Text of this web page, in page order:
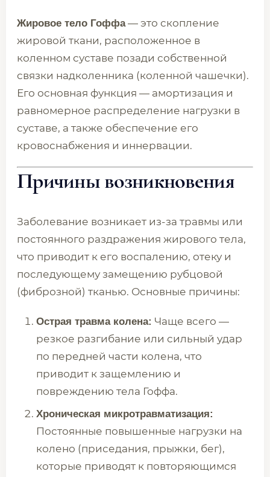
Жировое тело Гоффа— это скопление
жировой ткани, расположенное в
коленном суставе позади собственной
связки надколенника (коленной чашечки).
Его основная функция — амортизация и
равномерное распределение нагрузки в
суставе, а также обеспечение его
кровоснабжения и иннервации.
Причины возникновения
Заболевание возникает из-за травмы или
постоянного раздражения жирового тела,
что приводит к его воспалению, отеку и
последующему замещению рубцовой
(фиброзной) тканью. Основные причины:
Острая травма колена: Чаще всего —
резкое разгибание или сильный удар
по передней части колена, что
приводит к защемлению и
повреждению тела Гоффа.
Хроническая микротравматизация:
Постоянные повышенные нагрузки на
колено (приседания, прыжки, бег),
которые приводят к повторяющимся